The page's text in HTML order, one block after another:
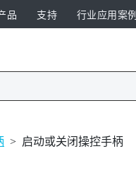
品 支持 行业应用案例
> 启动或关闭操控手柄